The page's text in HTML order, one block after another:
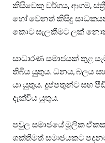
කිසිවෙකු වර්ගය, ආගම,
හෝ වෙනත් කිසිදු
කොට සැලකීමට ලක්
සාධාරණ සමාජයක් තුළ
තිබිය යුතුය. ධනය, බලය
යා යුතුය. දුප්පතුන්ට සහ
දැක්විය යුතුය.
පවුල සමාජයේ මූලික
ශක්තිමත් සමාජයකට